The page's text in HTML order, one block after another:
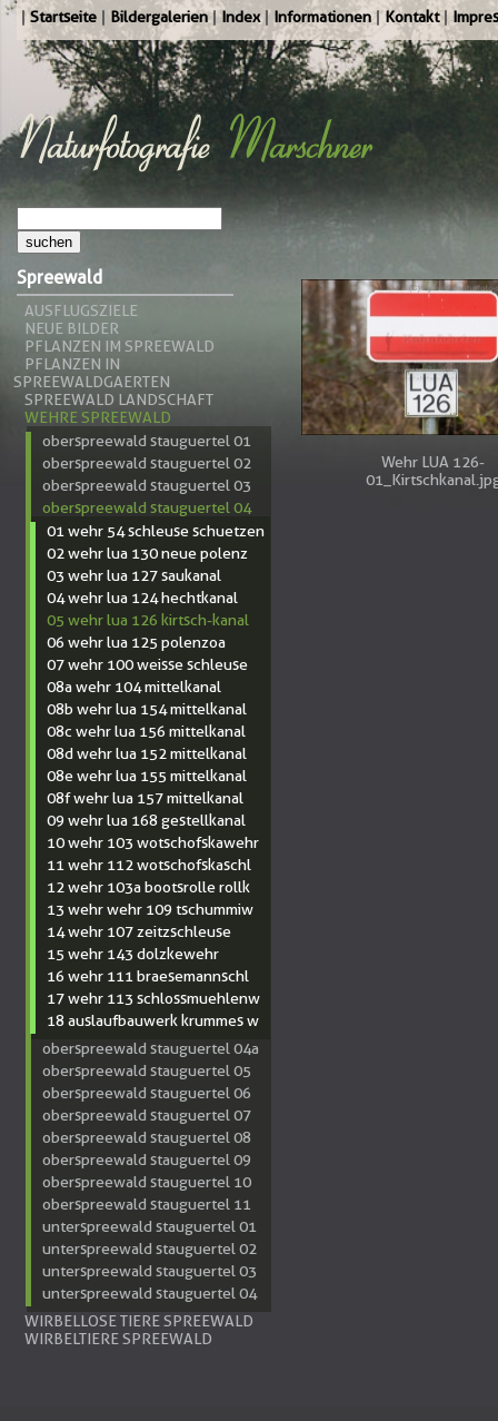
Startseite Bildergalerien Index Informationen Kontakt
Spreewald
AUSFLUGSZIELE
NEUE BILDER
PFLANZEN IM SPREEWALD
PFLANZEN IN
SPREEWALDGAERTEN
SPREEWALD LANDSCHAFT
WEHRE SPREEWALD
oberspreewald stauguertel 01
oberspreewald stauguertel 02
oberspreewald stauguertel 03
oberspreewald stauguertel 04
01 wehr 54 schleuse schuetzen
02 wehr lua 130 neue polenz
03 wehr lua 127 saukanal
04 wehr lua 124 hechtkanal
05 wehr lua 126 kirtsch-kanal
06 wehr lua 125 polenzoa
07 wehr 100 weisse schleuse
08a wehr 104 mittelkanal
08b wehr lua 154 mittelkanal
08c wehr lua 156 mittelkanal
08d wehr lua 152 mittelkanal
08e wehr lua 155 mittelkanal
08f wehr lua 157 mittelkanal
09 wehr lua 168 gestellkanal
10 wehr 103 wotschofskawehr
11 wehr 112 wotschofskaschl
12 wehr 103a bootsrolle rollk
13 wehr wehr 109 tschummiw
14 wehr 107 zeitzschleuse
15 wehr 143 dolzkewehr
16 wehr 111 braesemannschl
17 wehr 113 schlossmuehlenw
18 auslaufbauwerk krummes w
oberspreewald stauguertel 04a
oberspreewald stauguertel 05
oberspreewald stauguertel 06
oberspreewald stauguertel 07
oberspreewald stauguertel 08
oberspreewald stauguertel 09
oberspreewald stauguertel 10
oberspreewald stauguertel 11
unterspreewald stauguertel 01
unterspreewald stauguertel 02
unterspreewald stauguertel 03
unterspreewald stauguertel 04
WIRBELLOSE TIERE SPREEWALD
WIRBELTIERE SPREEWALD
Wehr LUA 126-